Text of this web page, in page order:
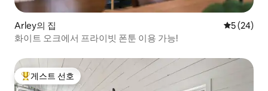
Arley의 집 평점 5점(5
5 (24)
화이트 오크에서 프라이빗 폰툰 이용 가능!
상위 게스트 선호
게스트 선호